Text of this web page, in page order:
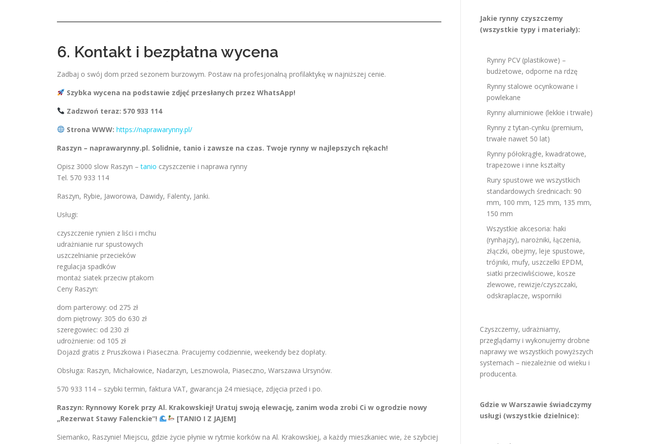
6. Kontakt i bezpłatna wycena
Zadbaj o swój dom przed sezonem burzowym. Postaw na profesjonalną profilaktykę w najniższej cenie.
Szybka wycena na podstawie zdjęć przesłanych przez WhatsApp!
Zadzwoń teraz: 570 933 114
Strona WWW: https://naprawarynny.pl/
Raszyn – naprawarynny.pl. Solidnie, tanio i zawsze na czas. Twoje rynny w najlepszych rękach!
Opisz 3000 slow Raszyn –tanio czyszczenie i naprawa rynny
Tel. 570 933 114
Raszyn, Rybie, Jaworowa, Dawidy, Falenty, Janki.
Usługi:
czyszczenie rynien z liści i mchu
udrażnianie rur spustowych
uszczelnianie przecieków
regulacja spadków
montaż siatek przeciw ptakom
Ceny Raszyn:
dom parterowy: od 275 zł
dom piętrowy: 305 do 630 zł
szeregowiec: od 230 zł
udrożnienie: od 105 zł
Dojazd gratis z Pruszkowa i Piaseczna. Pracujemy codziennie, weekendy bez dopłaty.
Obsługa: Raszyn, Michałowice, Nadarzyn, Lesznowola, Piaseczno, Warszawa Ursynów.
570 933 114 – szybki termin, faktura VAT, gwarancja 24 miesiące, zdjęcia przed i po.
Raszyn: Rynnowy Korek przy Al. Krakowskiej! Uratuj swoją elewację, zanim woda zrobi Ci w ogrodzie nowy
„Rezerwat Stawy Falenckie”!
[TANIO I Z JAJEM]
Siemanko, Raszynie! Miejscu, gdzie życie płynie w rytmie korków na Al. Krakowskiej, a każdy mieszkaniec wie, że szybciej
Jakie rynny czyszczemy
(wszystkie typy i materiały):
Rynny PCV (plastikowe) –
budżetowe, odporne na rdzę
Rynny stalowe ocynkowane i
powlekane
Rynny aluminiowe (lekkie i trwałe)
Rynny z tytan-cynku (premium,
trwałe nawet 50 lat)
Rynny półokrągłe, kwadratowe,
trapezowe i inne kształty
Rury spustowe we wszystkich
standardowych średnicach: 90
mm, 100 mm, 125 mm, 135 mm,
150 mm
Wszystkie akcesoria: haki
(rynhajzy), narożniki, łączenia,
złączki, obejmy, leje spustowe,
trójniki, mufy, uszczelki EPDM,
siatki przeciwliściowe, kosze
zlewowe, rewizje/czyszczaki,
odskraplacze, wsporniki
Czyszczemy, udrażniamy,
przeglądamy i wykonujemy drobne
naprawy we wszystkich powyższych
systemach – niezależnie od wieku i
producenta.
Gdzie w Warszawie świadczymy
usługi (wszystkie dzielnice):